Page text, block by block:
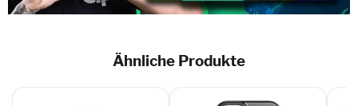
Ähnliche Produkte